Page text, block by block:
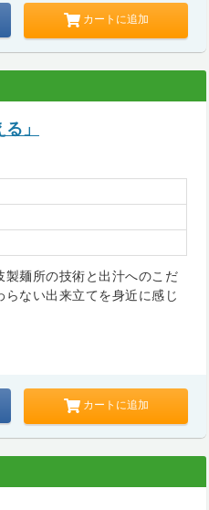
カートに追加
」
麺所の技術と出汁へのこだ
ない出来立てを身近に感じ
カートに追加